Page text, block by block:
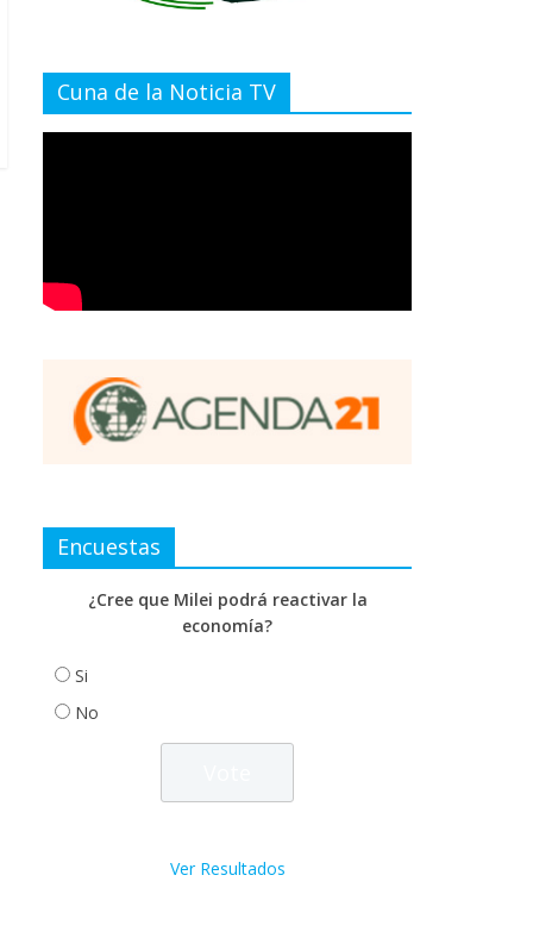
Cuna de la Noticia TV
Encuestas
¿Cree que Milei podrá reactivar la
economía?
Si
No
Ver Resultados